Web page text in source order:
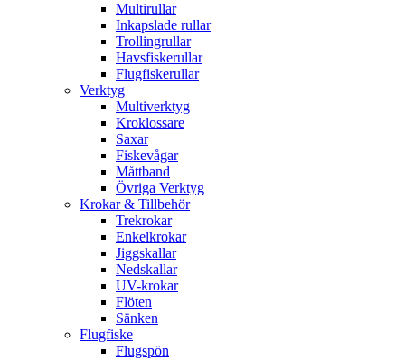
Multirullar
Inkapslade rullar
Trollingrullar
Havsfiskerullar
Flugfiskerullar
Verktyg
Multiverktyg
Kroklossare
Saxar
Fiskevågar
Måttband
Övriga Verktyg
Krokar & Tillbehör
Trekrokar
Enkelkrokar
Jiggskallar
Nedskallar
UV-krokar
Flöten
Sänken
Flugfiske
Flugspön